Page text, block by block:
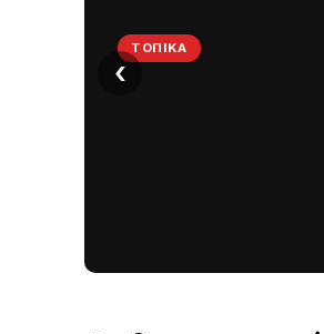
ΤΟΠΙΚΆ
Στο
Λυγιά
περιοχές
‹